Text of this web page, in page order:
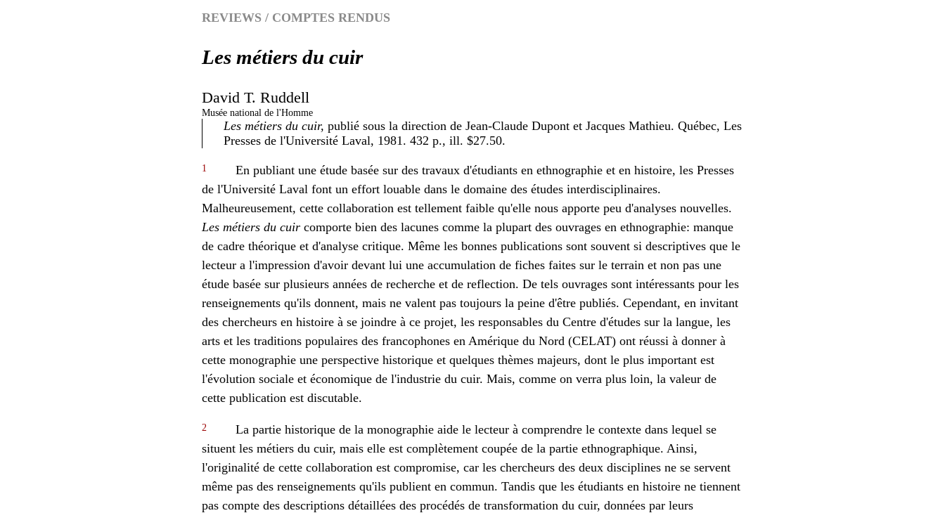
REVIEWS / COMPTES RENDUS
Les métiers du cuir
David T. Ruddell
Musée national de l'Homme
Les métiers du cuir, publié sous la direction de Jean-Claude Dupont et Jacques Mathieu. Québec, Les
Presses de l'Université Laval, 1981. 432 p., ill. $27.50.
1
En publiant une étude basée sur des travaux d'étudiants en ethnographie et en histoire, les Presses
de l'Université Laval font un effort louable dans le domaine des études interdisciplinaires.
Malheureusement, cette collaboration est tellement faible qu'elle nous apporte peu d'analyses nouvelles.
Les métiers du cuir comporte bien des lacunes comme la plupart des ouvrages en ethnographie: manque
de cadre théorique et d'analyse critique. Même les bonnes publications sont souvent si descriptives que le
lecteur a l'impression d'avoir devant lui une accumulation de fiches faites sur le terrain et non pas une
étude basée sur plusieurs années de recherche et de reflection. De tels ouvrages sont intéressants pour les
renseignements qu'ils donnent, mais ne valent pas toujours la peine d'être publiés. Cependant, en invitant
des chercheurs en histoire à se joindre à ce projet, les responsables du Centre d'études sur la langue, les
arts et les traditions populaires des francophones en Amérique du Nord (CELAT) ont réussi à donner à
cette monographie une perspective historique et quelques thèmes majeurs, dont le plus important est
l'évolution sociale et économique de l'industrie du cuir. Mais, comme on verra plus loin, la valeur de
cette publication est discutable.
2
La partie historique de la monographie aide le lecteur à comprendre le contexte dans lequel se
situent les métiers du cuir, mais elle est complètement coupée de la partie ethnographique. Ainsi,
l'originalité de cette collaboration est compromise, car les chercheurs des deux disciplines ne se servent
même pas des renseignements qu'ils publient en commun. Tandis que les étudiants en histoire ne tiennent
pas compte des descriptions détaillées des procédés de transformation du cuir, données par leurs